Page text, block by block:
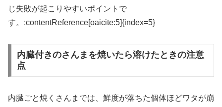
じ失敗が起こりやすいポイントで
す。:contentReference[oaicite:5]{index=5}
内臓付きのさんまを焼いたら溶けたときの注意
点
内臓ごと焼くさんまでは、鮮度が落ちた個体ほどワタが崩